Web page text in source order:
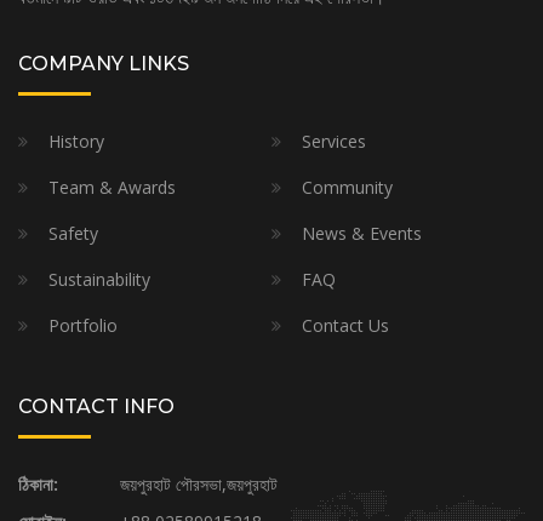
COMPANY LINKS
History
Services
Team & Awards
Community
Safety
News & Events
Sustainability
FAQ
Portfolio
Contact Us
CONTACT INFO
ঠিকানা:
জয়পুরহাট পৌরসভা,জয়পুরহাট